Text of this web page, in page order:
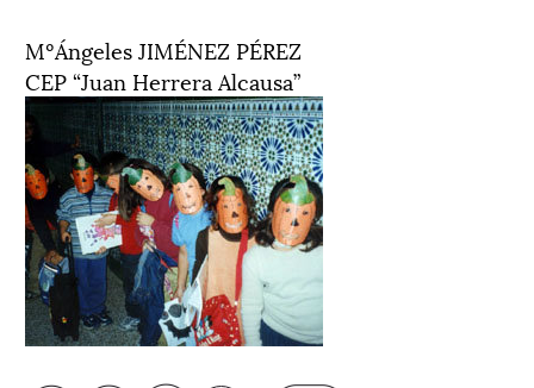
MºÁngeles JIMÉNEZ PÉREZ
CEP “Juan Herrera Alcausa”